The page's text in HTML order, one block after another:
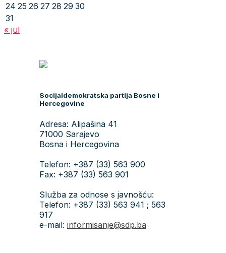
24 25 26 27 28 29 30
31
« jul
Socijaldemokratska partija Bosne i
Hercegovine
Adresa: Alipašina 41
71000 Sarajevo
Bosna i Hercegovina
Telefon: +387 (33) 563 900
Fax: +387 (33) 563 901
Služba za odnose s javnošću:
Telefon: +387 (33) 563 941 ; 563
917
e-mail: informisanje@sdp.ba